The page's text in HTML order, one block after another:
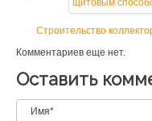
Строительство
Комментариев еще нет.
Оставить